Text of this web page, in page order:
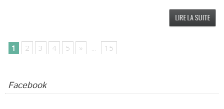
1 2 3 4 5 » ... 15
Facebook